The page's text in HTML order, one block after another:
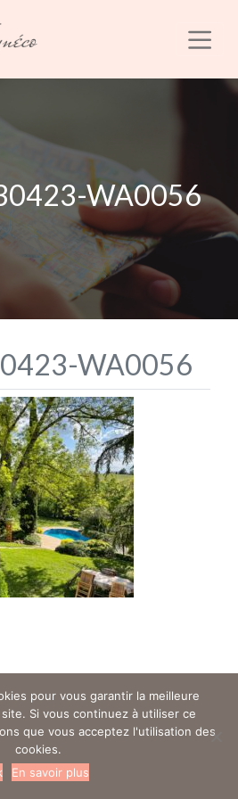
WA0056
WA0056
- Tous droits réservés © 2019
légales
pour vous garantir la meilleure
Si vous continuez à utiliser ce
que vous acceptez l'utilisation des
cookies.
En savoir plus